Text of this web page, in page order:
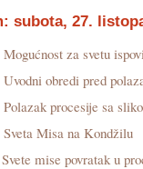
subota, 27.
za svetu
Uvodni obredi pred
Polazak procesije sa
Sveta Misa na Kondžilu
mise povratak u